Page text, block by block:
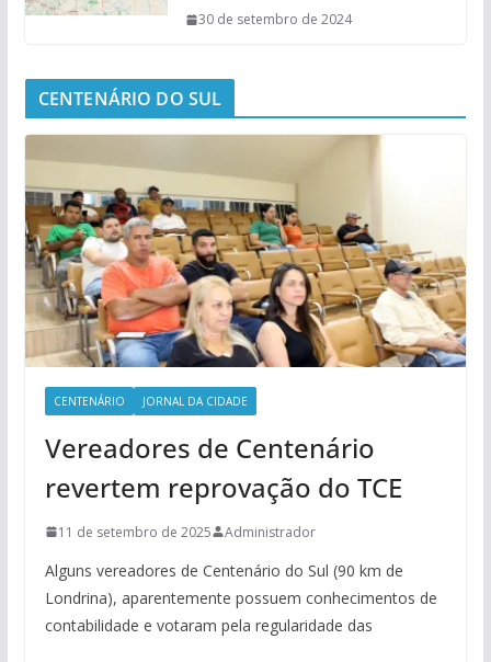
30 de setembro de 2024
CENTENÁRIO DO SUL
CENTENÁRIO JORNAL DA CIDADE
Vereadores de Centenário
revertem reprovação do TCE
11 de setembro de 2025 Administrador
Alguns vereadores de Centenário do Sul (90 km de
Londrina), aparentemente possuem conhecimentos de
contabilidade e votaram pela regularidade das